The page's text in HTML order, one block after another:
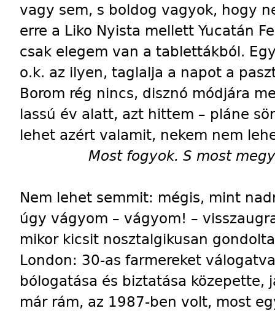
vagy sem, s boldog vagyok, hogy
erre a Liko Nyista mellett Yucatán
csak elegem van a tablettákból.
o.k. az ilyen, taglalja a napot a
Borom rég nincs, disznó módjára
lassú év alatt, azt hittem – pláne
lehet azért valamit, nekem nem
Most fogyok. S most
Nem lehet semmit: mégis, mint
úgy vágyom – vágyom! –
mikor kicsit nosztalgikusan
London: 30-as farmereket
bólogatása és biztatása közepette,
már rám, az 1987-ben volt, most